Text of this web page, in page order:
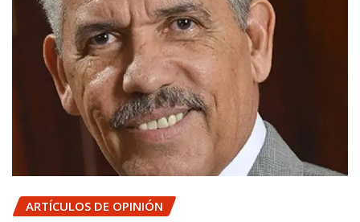
ARTÍCULOS DE OPINIÓN